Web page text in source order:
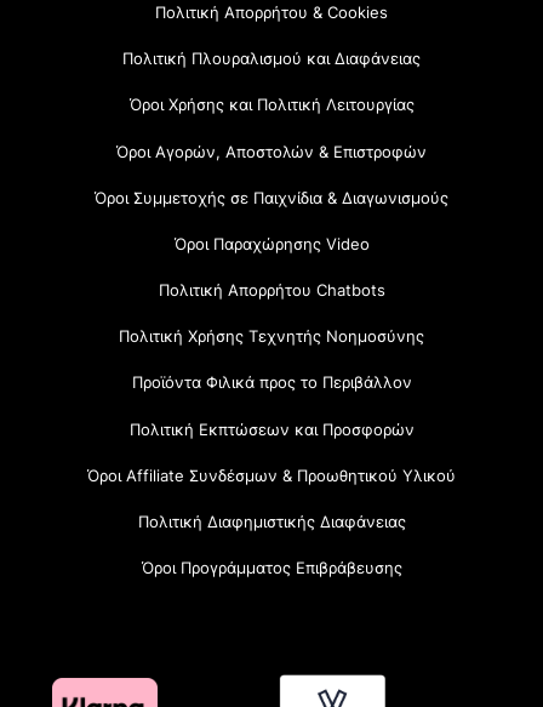
Πολιτική Απορρήτου & Cookies
Πολιτική Πλουραλισμού και Διαφάνειας
Όροι Χρήσης και Πολιτική Λειτουργίας
Όροι Αγορών, Αποστολών & Επιστροφών
Όροι Συμμετοχής σε Παιχνίδια & Διαγωνισμούς
Όροι Παραχώρησης Video
Πολιτική Απορρήτου Chatbots
Πολιτική Χρήσης Τεχνητής Νοημοσύνης
Προϊόντα Φιλικά προς το Περιβάλλον
Πολιτική Εκπτώσεων και Προσφορών
Όροι Affiliate Συνδέσμων & Προωθητικού Υλικού
Πολιτική Διαφημιστικής Διαφάνειας
Όροι Προγράμματος Επιβράβευσης